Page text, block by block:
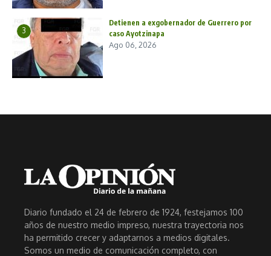
3
Detienen a exgobernador de Guerrero por
caso Ayotzinapa
Ago 06, 2026
Diario fundado el 24 de febrero de 1924, festejamos 100
años de nuestro medio impreso, nuestra trayectoria nos
ha permitido crecer y adaptarnos a medios digitales.
Somos un medio de comunicación completo, con